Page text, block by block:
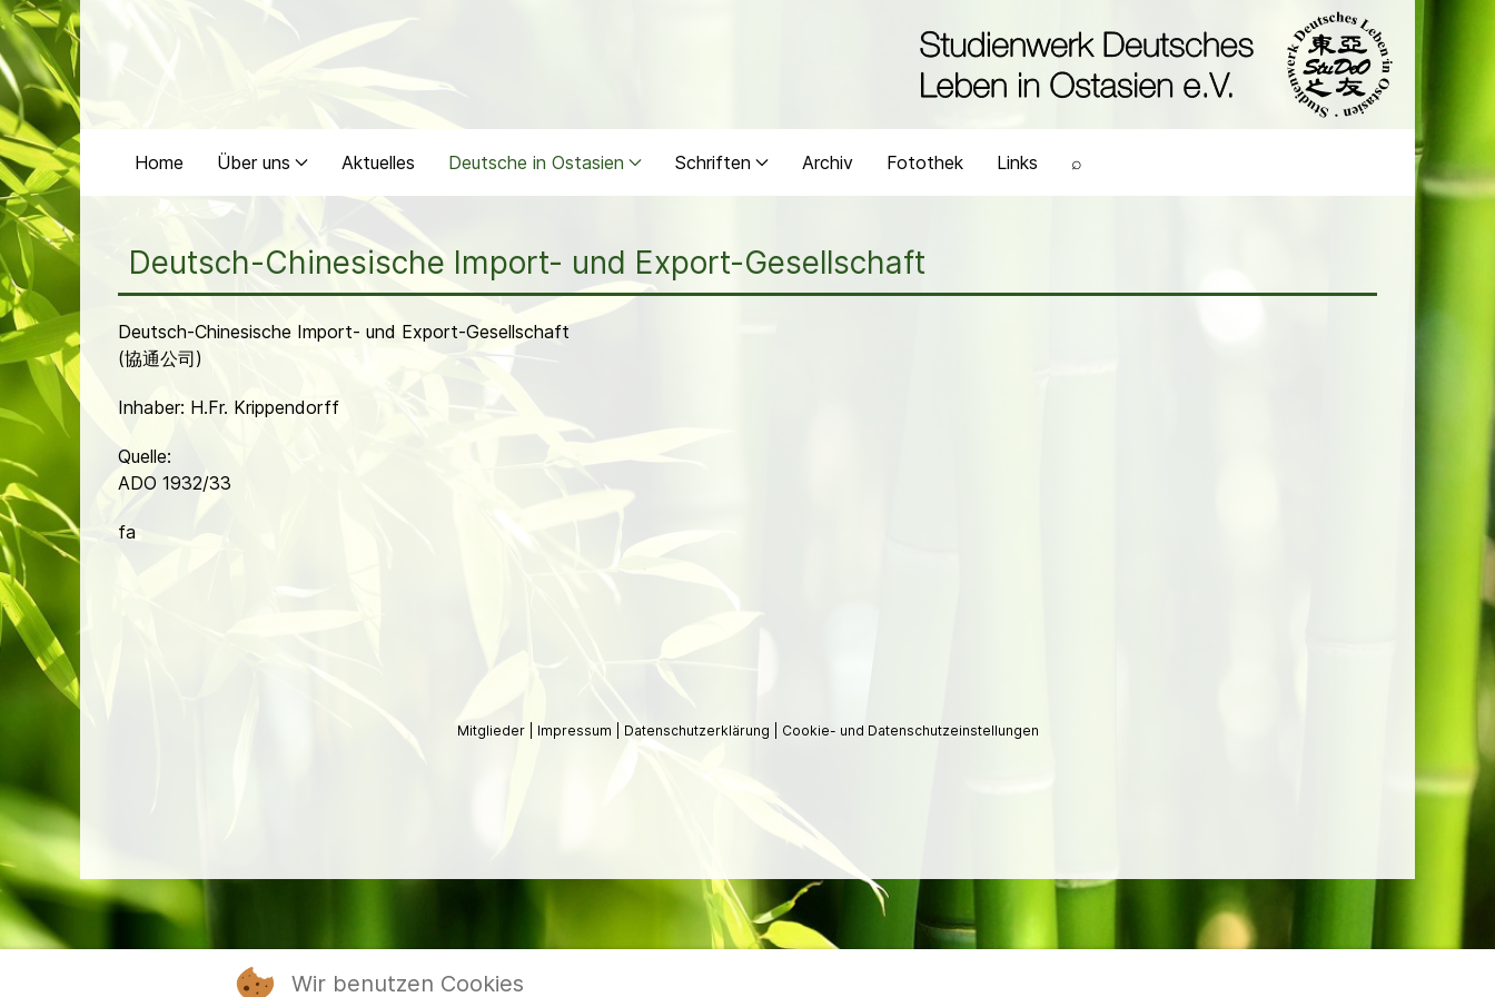
Home Über uns Aktuelles Deutsche in Ostasien Schriften Archiv Fotothek Links ⌕
Deutsch-Chinesische Import- und Export-Gesellschaft
Deutsch-Chinesische Import- und Export-Gesellschaft
(協通公司)
Inhaber: H.Fr. Krippendorff
Quelle:
ADO 1932/33
fa
Mitglieder Impressum Datenschutzerklärung Cookie- und Datenschutzeinstellungen
Wir benutzen Cookies